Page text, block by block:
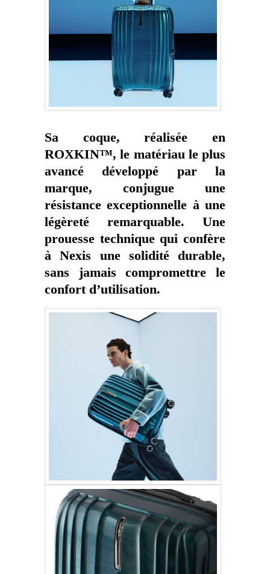
Sa coque, réalisée en
ROXKIN™, le matériau le plus
avancé développé par la
marque, conjugue une
résistance exceptionnelle à une
légèreté remarquable. Une
prouesse technique qui confère
à Nexis une solidité durable,
sans jamais compromettre le
confort d’utilisation.